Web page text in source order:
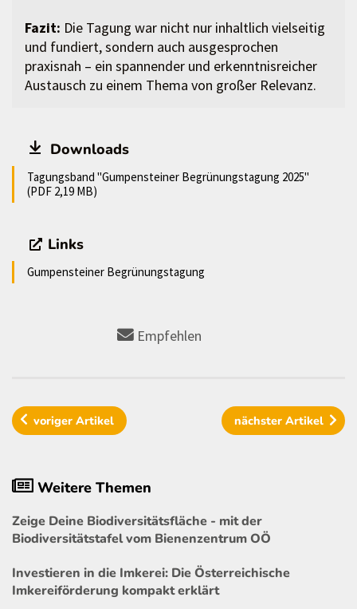
Fazit: Die Tagung war nicht nur inhaltlich vielseitig
und fundiert, sondern auch ausgesprochen
praxisnah – ein spannender und erkenntnisreicher
Austausch zu einem Thema von großer Relevanz.
Downloads
Tagungsband "Gumpensteiner Begrünungstagung 2025"
(PDF 2,19 MB)
Links
Gumpensteiner Begrünungstagung
Empfehlen
vorigerArtikel nächster Artikel
Weitere Themen
Zeige Deine Biodiversitätsfläche - mit der
Biodiversitätstafel vom Bienenzentrum OÖ
Investieren in die Imkerei: Die Österreichische
Imkereiförderung kompakt erklärt